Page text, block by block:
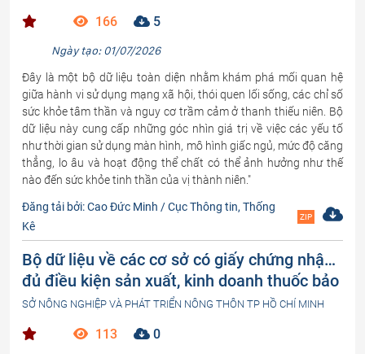
166 5
Ngày tạo: 01/07/2026
Đây là một bộ dữ liệu toàn diện nhằm khám phá mối quan hệ
giữa hành vi sử dụng mạng xã hội, thói quen lối sống, các chỉ số
sức khỏe tâm thần và nguy cơ trầm cảm ở thanh thiếu niên. Bộ
dữ liệu này cung cấp những góc nhìn giá trị về việc các yếu tố
như thời gian sử dụng màn hình, mô hình giấc ngủ, mức độ căng
thẳng, lo âu và hoạt động thể chất có thể ảnh hưởng như thế
nào đến sức khỏe tinh thần của vị thành niên."
Đăng tải bởi: Cao Đức Minh / Cục Thông tin, Thống
Kê
ZIP
Bộ dữ liệu về các cơ sở có giấy chứng nhận
đủ điều kiện sản xuất, kinh doanh thuốc bảo
vệ thực vật trên địa bàn Thành phố Hồ Chí
Minh
SỞ NÔNG NGHIỆP VÀ PHÁT TRIỂN NÔNG THÔN TP HỒ CHÍ MINH
113 0